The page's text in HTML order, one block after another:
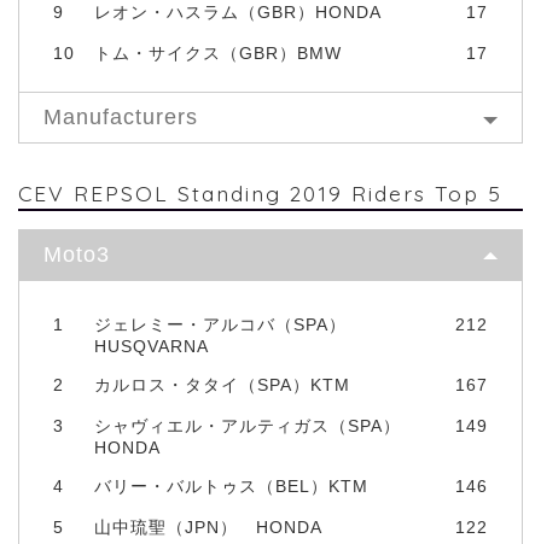
9 レオン・ハスラム（GBR）HONDA 17
10 トム・サイクス（GBR）BMW 17
Manufacturers
CEV REPSOL Standing 2019 Riders Top 5
Moto3
1
ジェレミー・アルコバ（SPA）
HUSQVARNA
212
2 カルロス・タタイ（SPA）KTM 167
3
シャヴィエル・アルティガス（SPA）
HONDA
149
4 バリー・バルトゥス（BEL）KTM 146
5 山中琉聖（JPN） HONDA 122